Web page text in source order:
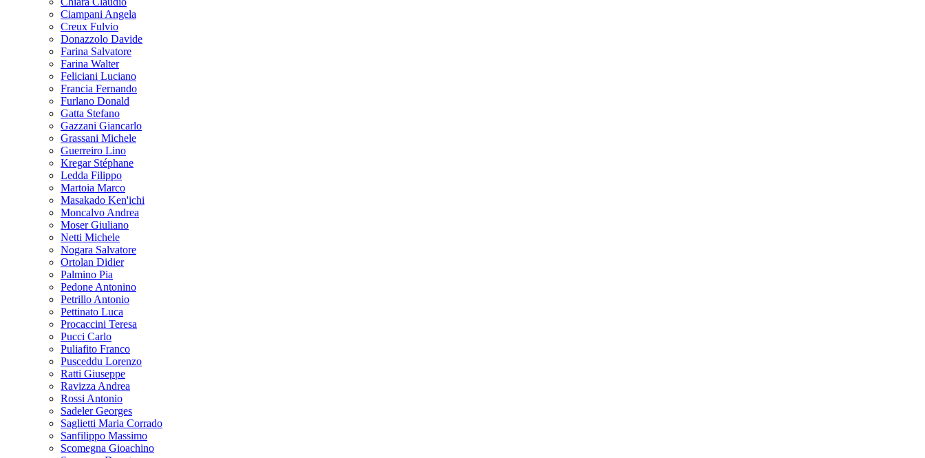
Ciampani Angela
Creux Fulvio
Donazzolo Davide
Farina Salvatore
Farina Walter
Feliciani Luciano
Francia Fernando
Furlano Donald
Gatta Stefano
Gazzani Giancarlo
Grassani Michele
Guerreiro Lino
Kregar Stéphane
Ledda Filippo
Martoia Marco
Masakado Ken'ichi
Moncalvo Andrea
Moser Giuliano
Netti Michele
Nogara Salvatore
Ortolan Didier
Palmino Pia
Pedone Antonino
Petrillo Antonio
Pettinato Luca
Procaccini Teresa
Pucci Carlo
Puliafito Franco
Pusceddu Lorenzo
Ratti Giuseppe
Ravizza Andrea
Rossi Antonio
Sadeler Georges
Saglietti Maria Corrado
Sanfilippo Massimo
Scomegna Gioachino